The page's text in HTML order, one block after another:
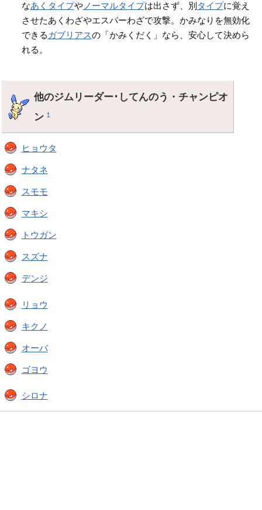
なあくタイプやノーマルタイプは出さず、別 タイプに覚え
させたあくわざやエスパーわざで攻撃。かみなりを無効化
できる ガブリアスの「かみくだく」なら、安心して決めら
れる。
他のジムリーダー･してんのう・チャンピオ
ン†
ヒョウタ
ナタネ
スモモ
マキシ
トウガン
スズナ
デンジ
リョウ
キクノ
オーバ
ゴヨウ
シロナ